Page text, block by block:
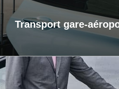
Transport gare-